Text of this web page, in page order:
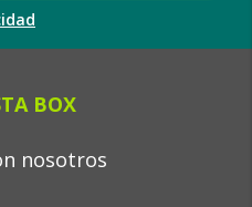
BOX
nosotros